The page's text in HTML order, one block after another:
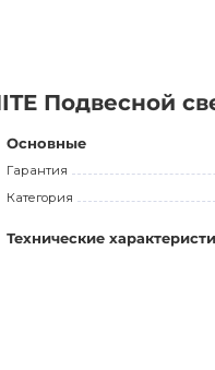
дополнительной
решение для вашего
и комфортным
Подвесной
Основные
Гарантия
Категория
Технические